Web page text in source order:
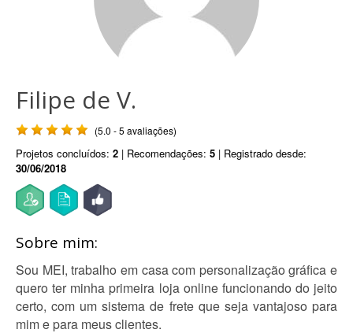
Filipe de V.
(5.0 - 5 avaliações)
Projetos concluídos: 2 | Recomendações: 5 | Registrado desde:
30/06/2018
Sobre mim:
Sou MEI, trabalho em casa com personalização gráfica e
quero ter minha primeira loja online funcionando do jeito
certo, com um sistema de frete que seja vantajoso para
mim e para meus clientes.